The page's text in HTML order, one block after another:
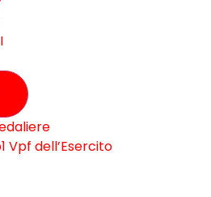
Vpf dell’Esercito